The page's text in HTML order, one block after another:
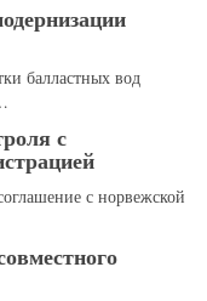
балластных вод
с
с норвежской